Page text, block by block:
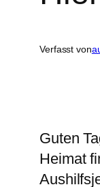
Verfasst von
Guten
Heimat